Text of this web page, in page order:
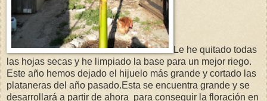
Le he quitado todas
las hojas secas y he limpiado la base para un mejor riego.
Este año hemos dejado el hijuelo más grande y cortado las
plataneras del año pasado.Esta se encuentra grande y se
desarrollará a partir de ahora para conseguir la floración en